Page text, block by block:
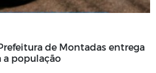
de Montadas entrega
a população